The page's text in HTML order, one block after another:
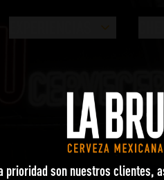
prioridad son nuestros clientes,